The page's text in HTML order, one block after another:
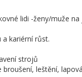
lidi -ženy/muže
a kariérní růst.
strojů
broušení, leštění,